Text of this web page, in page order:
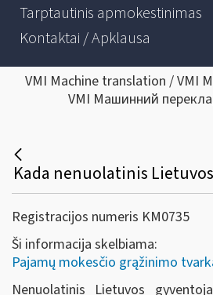
Tarptautinis apmokestinimas
Kontaktai / Apklausa
VMI Machine translation / VMI
VMI Машинний
Registracijos numeris KM0735
Ši informacija skelbiama:
Pajamų mokesčio grąžinimo
Nenuolatinis Lietuvos